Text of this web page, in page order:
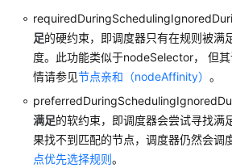
计
费
说
明
Kubernetes
足的硬约束，即调度器只有在规则被满
度。此功能类似于nodeSelector， 但
情请参见节点亲和（nodeAffinity） 。
满足的软约束，即调度器会尝试寻找满
果找不到匹配的节点，调度器仍然会调
点优先选择规则。